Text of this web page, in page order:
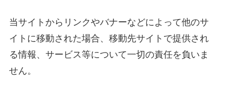
当サイトからリンクやバナーなどによって他のサ
イトに移動された場合、移動先サイトで提供され
る情報、サービス等について一切の責任を負いま
せん。